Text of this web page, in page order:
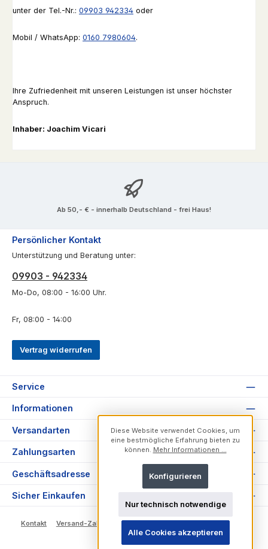
unter der Tel.-Nr.: 09903 942334 oder
Mobil / WhatsApp: 0160 7980604.
Ihre Zufriedenheit mit unseren Leistungen ist unser höchster
Anspruch.
Inhaber: Joachim Vicari
Ab 50,- € - innerhalb Deutschland - frei Haus!
Persönlicher Kontakt
Unterstützung und Beratung unter:
09903 - 942334
Mo-Do, 08:00 - 16:00 Uhr.
Fr, 08:00 - 14:00
Vertrag widerrufen
Service
Informationen
Versandarten
Zahlungsarten
Geschäftsadresse
Sicher Einkaufen
Kontakt Versand-Zahlung
AGB
Widerrufsrecht
Diese Website verwendet Cookies, um
eine bestmögliche Erfahrung bieten zu
können. Mehr Informationen ...
Nur technisch notwendige
Konfigurieren
Alle Cookies akzeptieren